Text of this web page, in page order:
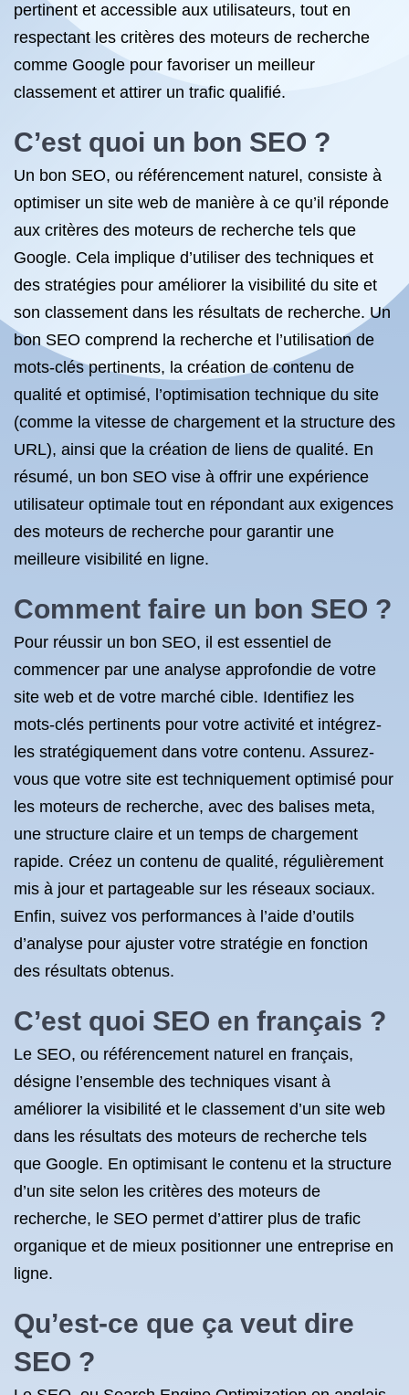
pertinent et accessible aux utilisateurs, tout en
respectant les critères des moteurs de recherche
comme Google pour favoriser un meilleur
classement et attirer un trafic qualifié.
C’est quoi un bon SEO ?
Un bon SEO, ou référencement naturel, consiste à
optimiser un site web de manière à ce qu’il réponde
aux critères des moteurs de recherche tels que
Google. Cela implique d’utiliser des techniques et
des stratégies pour améliorer la visibilité du site et
son classement dans les résultats de recherche. Un
bon SEO comprend la recherche et l’utilisation de
mots-clés pertinents, la création de contenu de
qualité et optimisé, l’optimisation technique du site
(comme la vitesse de chargement et la structure des
URL), ainsi que la création de liens de qualité. En
résumé, un bon SEO vise à offrir une expérience
utilisateur optimale tout en répondant aux exigences
des moteurs de recherche pour garantir une
meilleure visibilité en ligne.
Comment faire un bon SEO ?
Pour réussir un bon SEO, il est essentiel de
commencer par une analyse approfondie de votre
site web et de votre marché cible. Identifiez les
mots-clés pertinents pour votre activité et intégrez-
les stratégiquement dans votre contenu. Assurez-
vous que votre site est techniquement optimisé pour
les moteurs de recherche, avec des balises meta,
une structure claire et un temps de chargement
rapide. Créez un contenu de qualité, régulièrement
mis à jour et partageable sur les réseaux sociaux.
Enfin, suivez vos performances à l’aide d’outils
d’analyse pour ajuster votre stratégie en fonction
des résultats obtenus.
C’est quoi SEO en français ?
Le SEO, ou référencement naturel en français,
désigne l’ensemble des techniques visant à
améliorer la visibilité et le classement d’un site web
dans les résultats des moteurs de recherche tels
que Google. En optimisant le contenu et la structure
d’un site selon les critères des moteurs de
recherche, le SEO permet d’attirer plus de trafic
organique et de mieux positionner une entreprise en
ligne.
Qu’est-ce que ça veut dire
SEO ?